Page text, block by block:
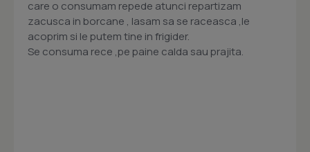
care o consumam repede atunci repartizam
zacusca in borcane , lasam sa se raceasca ,le
acoprim si le putem tine in frigider.
Se consuma rece ,pe paine calda sau prajita.